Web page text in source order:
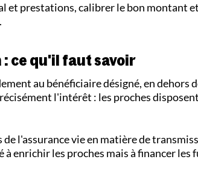
et prestations, calibrer le bon montant
: ce qu'il faut savoir
au bénéficiaire désigné, en dehors
l'intérêt : les proches
l'assurance vie en matière de
enrichir les proches mais à financer les